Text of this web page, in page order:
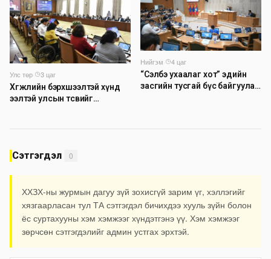
Улс төр·
3 цаг
Хөгжлийн бэрхшээлтэй хүнд
ээлтэй улсын төсвийг
Нийгэм·
4 цаг
“Сэлбэ ухаалаг хот” эдийн
засгийн тусгай бүс байгуулах
Сэтгэгдэл 0
ХХЗХ-ны журмын дагуу зүй зохисгүй зарим үг, хэллэгийг
хязгаарласан тул ТА сэтгэгдэл бичихдээ хууль зүйн болон
ёс суртахууны хэм хэмжээг хүндэтгэнэ үү. Хэм хэмжээг
зөрчсөн сэтгэгдэлийг админ устгах эрхтэй.